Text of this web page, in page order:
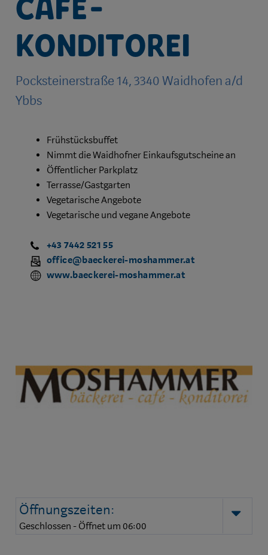
Konditorei
Pocksteinerstraße 14, 3340 Waidhofen a/d
Ybbs
Frühstücksbuffet
Nimmt die Waidhofner Einkaufsgutscheine an
Öffentlicher Parkplatz
Terrasse/Gastgarten
Vegetarische Angebote
Vegetarische und vegane Angebote
+43 7442 521 55
office@baeckerei-moshammer.at
www.baeckerei-moshammer.at
Öffnungszeiten:
Geschlossen - Öffnet um 06:00